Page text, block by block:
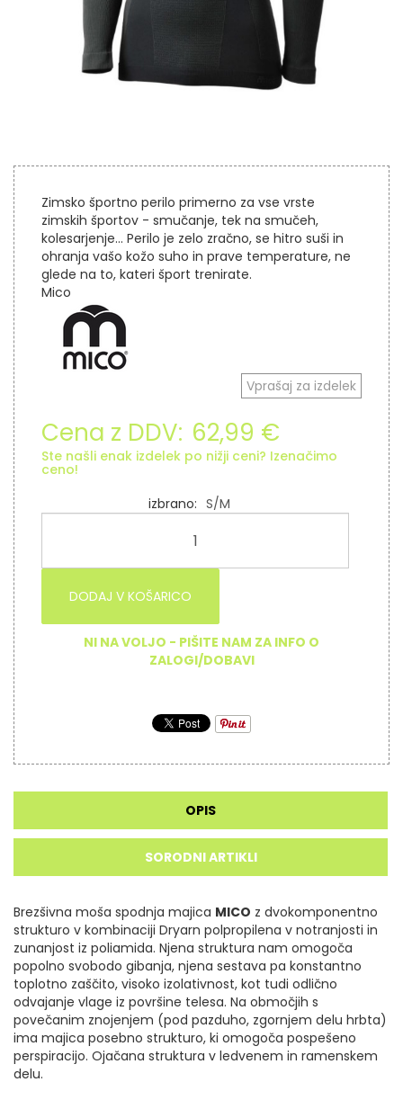
Zimsko športno perilo primerno za vse vrste
zimskih športov - smučanje, tek na smučeh,
kolesarjenje... Perilo je zelo zračno, se hitro suši in
ohranja vašo kožo suho in prave temperature, ne
glede na to, kateri šport trenirate.
Mico
Vprašaj za izdelek
Cena z DDV: 62,99 €
Ste našli enak izdelek po nižji ceni? Izenačimo
ceno!
izbrano
S/M
DODAJ V KOŠARICO
NI NA VOLJO - PIŠITE NAM ZA INFO O
ZALOGI/DOBAVI
OPIS
SORODNI ARTIKLI
Brezšivna moša spodnja majica MICO z dvokomponentno
strukturo v kombinaciji Dryarn polpropilena v notranjosti in
zunanjost iz poliamida. Njena struktura nam omogoča
popolno svobodo gibanja, njena sestava pa konstantno
toplotno zaščito, visoko izolativnost, kot tudi odlično
odvajanje vlage iz površine telesa. Na območjih s
povečanim znojenjem (pod pazduho, zgornjem delu hrbta)
ima majica posebno strukturo, ki omogoča pospešeno
perspiracijo. Ojačana struktura v ledvenem in ramenskem
delu.